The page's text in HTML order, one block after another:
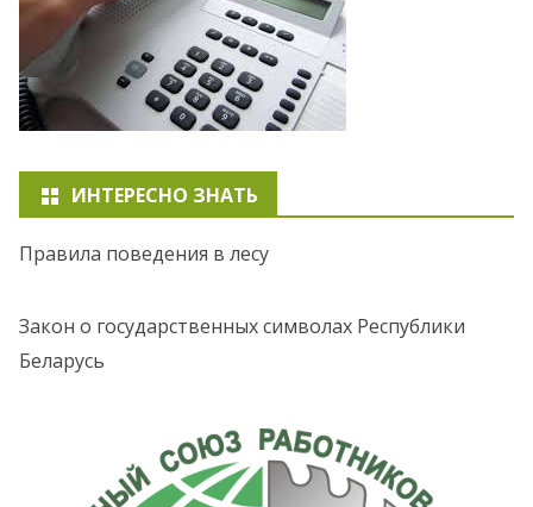
ИНТЕРЕСНО ЗНАТЬ
Правила поведения в лесу
Закон о государственных символах Республики
Беларусь